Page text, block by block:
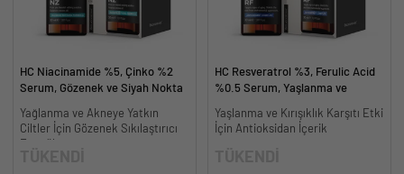
HC Niacinamide %5, Çinko %2
Serum, Gözenek ve Siyah Nokta
30 ml.
Yağlanma ve Akneye Yatkın
Ciltler İçin Gözenek Sıkılaştırıcı
Formül
HC Resveratrol %3, Ferulic Acid
%0.5 Serum, Yaşlanma ve
Yaşlanma ve Kırışıklık Karşıtı Etki
İçin Antioksidan İçerik